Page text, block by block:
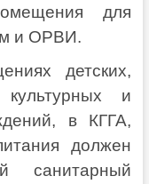
для
и ОРВИ.
детских,
культурных и
в КГГА,
должен
санитарный